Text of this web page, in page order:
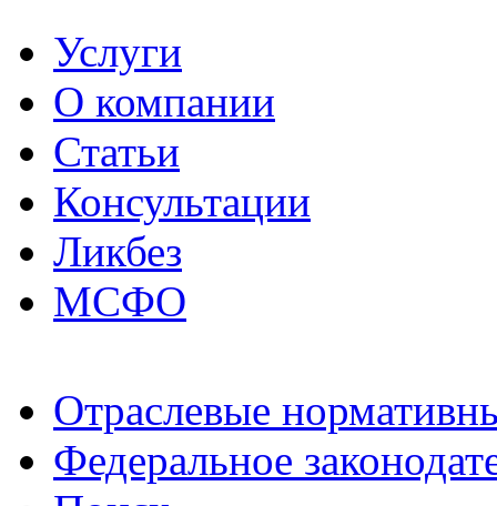
Услуги
О компании
Статьи
Консультации
Ликбез
МСФО
Отраслевые
Федеральное